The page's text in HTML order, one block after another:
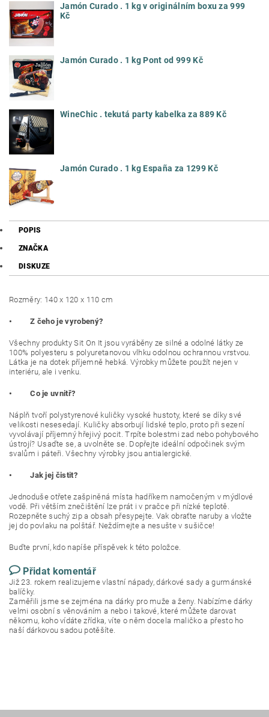
Jamón Curado . 1 kg v originálním boxu za 999
Kč
Jamón Curado . 1 kg Pont od 999 Kč
WineChic . tekutá party kabelka za 889 Kč
Jamón Curado . 1 kg España za 1299 Kč
POPIS
ZNAČKA
DISKUZE
Rozměry: 140 x 120 x 110 cm
• Z čeho je vyrobený?
Všechny produkty Sit On It jsou vyráběny ze silné a odolné látky ze
100% polyesteru s polyuretanovou vlhku odolnou ochrannou vrstvou.
Látka je na dotek příjemně hebká. Výrobky můžete použít nejen v
interiéru, ale i venku.
• Co je uvnitř?
Náplň tvoří polystyrenové kuličky vysoké hustoty, které se díky své
velikosti nesesedají. Kuličky absorbují lidské teplo, proto při sezení
vyvolávají příjemný hřejivý pocit. Trpíte bolestmi zad nebo pohybového
ústrojí? Usaďte se, a uvolněte se. Dopřejte ideální odpočinek svým
svalům i páteři. Všechny výrobky jsou antialergické.
• Jak jej čistit?
Jednoduše otřete zašpiněná místa hadříkem namočeným v mýdlové
vodě. Při větším znečištění lze prát i v pračce při nízké teplotě.
Rozepněte suchý zip a obsah přesypejte. Vak obraťte naruby a vložte
jej do povlaku na polštář. Neždímejte a nesušte v sušičce!
Buďte první, kdo napíše příspěvek k této položce.
Přidat komentář
Již 23. rokem realizujeme vlastní nápady, dárkové sady a gurmánské
balíčky.
Zaměřili jsme se zejména na dárky pro muže a ženy. Nabízíme dárky
velmi osobní s věnováním a nebo i takové, které můžete darovat
někomu, koho vídáte zřídka, víte o něm docela maličko a přesto ho
naší dárkovou sadou potěšíte.